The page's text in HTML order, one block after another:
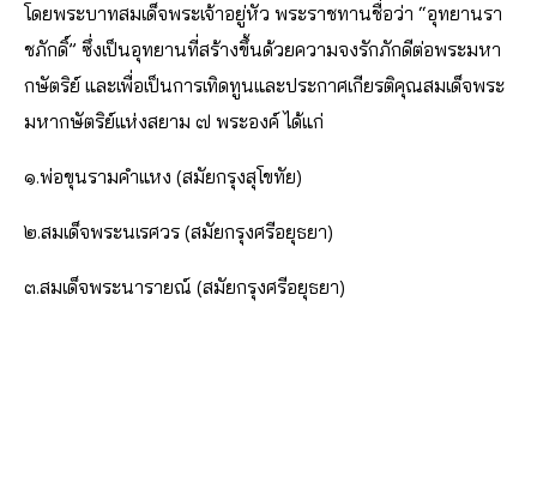
โดยพระบาทสมเด็จพระเจ้าอยู่หัว พระราชทานชื่อว่า “อุทยานรา
ชภักดิ์” ซึ่งเป็นอุทยานที่สร้างขึ้นด้วยความจงรักภักดีต่อพระมหา
กษัตริย์ และเพื่อเป็นการเทิดทูนและประกาศเกียรติคุณสมเด็จพระ
มหากษัตริย์แห่งสยาม ๗ พระองค์ ได้แก่
๑.พ่อขุนรามคำแหง (สมัยกรุงสุโขทัย)
๒.สมเด็จพระนเรศวร (สมัยกรุงศรีอยุธยา)
๓.สมเด็จพระนารายณ์ (สมัยกรุงศรีอยุธยา)